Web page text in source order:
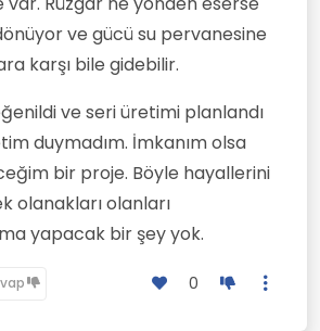
ve gücü su pervanesine
karşı bile gidebilir.
ve seri üretimi planlandı
duymadım. İmkanım olsa
bir proje. Böyle hayallerini
olanakları olanları
yapacak bir şey yok.
0